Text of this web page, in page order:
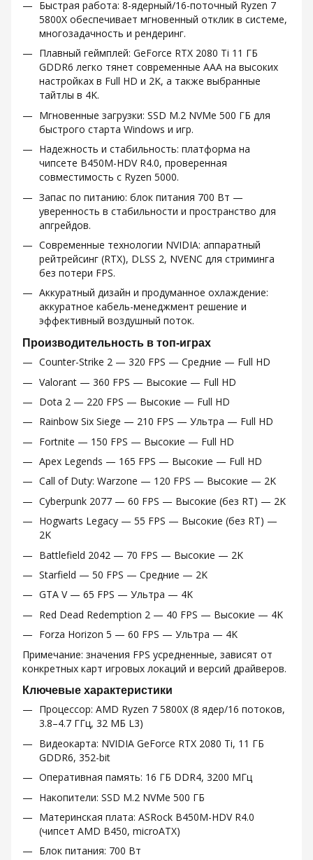
Быстрая работа: 8-ядерный/16-поточный Ryzen 7
5800X обеспечивает мгновенный отклик в системе,
многозадачность и рендеринг.
Плавный геймплей: GeForce RTX 2080 Ti 11 ГБ
GDDR6 легко тянет современные ААА на высоких
настройках в Full HD и 2K, а также выбранные
тайтлы в 4K.
Мгновенные загрузки: SSD M.2 NVMe 500 ГБ для
быстрого старта Windows и игр.
Надежность и стабильность: платформа на
чипсете B450M-HDV R4.0, проверенная
совместимость с Ryzen 5000.
Запас по питанию: блок питания 700 Вт —
уверенность в стабильности и пространство для
апгрейдов.
Современные технологии NVIDIA: аппаратный
рейтрейсинг (RTX), DLSS 2, NVENC для стриминга
без потери FPS.
Аккуратный дизайн и продуманное охлаждение:
аккуратное кабель-менеджмент решение и
эффективный воздушный поток.
Производительность в топ-играх
Counter-Strike 2 — 320 FPS — Средние — Full HD
Valorant — 360 FPS — Высокие — Full HD
Dota 2 — 220 FPS — Высокие — Full HD
Rainbow Six Siege — 210 FPS — Ультра — Full HD
Fortnite — 150 FPS — Высокие — Full HD
Apex Legends — 165 FPS — Высокие — Full HD
Call of Duty: Warzone — 120 FPS — Высокие — 2K
Cyberpunk 2077 — 60 FPS — Высокие (без RT) — 2K
Hogwarts Legacy — 55 FPS — Высокие (без RT) —
2K
Battlefield 2042 — 70 FPS — Высокие — 2K
Starfield — 50 FPS — Средние — 2K
GTA V — 65 FPS — Ультра — 4K
Red Dead Redemption 2 — 40 FPS — Высокие — 4K
Forza Horizon 5 — 60 FPS — Ультра — 4K
Примечание: значения FPS усредненные, зависят от
конкретных карт игровых локаций и версий драйверов.
Ключевые характеристики
Процессор: AMD Ryzen 7 5800X (8 ядер/16 потоков,
3.8–4.7 ГГц, 32 МБ L3)
Видеокарта: NVIDIA GeForce RTX 2080 Ti, 11 ГБ
GDDR6, 352-bit
Оперативная память: 16 ГБ DDR4, 3200 МГц
Накопители: SSD M.2 NVMe 500 ГБ
Материнская плата: ASRock B450M-HDV R4.0
(чипсет AMD B450, microATX)
Блок питания: 700 Вт